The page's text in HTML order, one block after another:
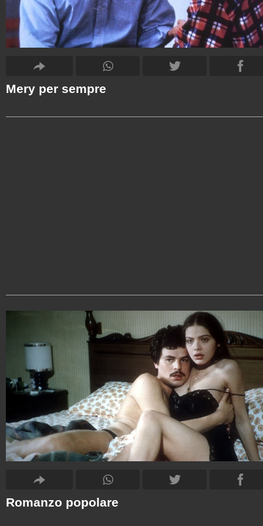
Mery per sempre
Romanzo popolare